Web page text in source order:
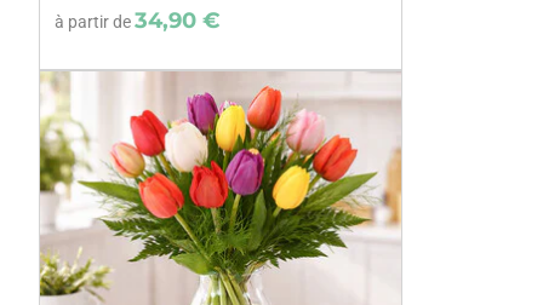
à partir de34,90 €